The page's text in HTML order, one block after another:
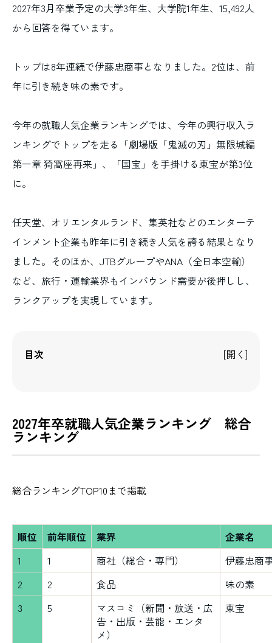
2027年3月卒業予定の大学3年生、大学院1年生、15,492人
から回答を得ています。
トップは8年連続で伊藤忠商事となりました。2位は、前
年に引き続き味の素です。
今年の就職人気企業ランキングでは、今年の興行収入ラ
ンキングでトップを走る「劇場版「鬼滅の刃」無限城編
第一章 猗窩座再来」、「国宝」を手掛ける東宝が第3位
に。
任天堂、オリエンタルランド、集英社などのエンターテ
インメント企業も昨年に引き続き人気を誇る結果となり
ました。そのほか、JTBグループやANA（全日本空輸）
など、旅行・運輸業界もインバウンド需要が後押しし、
ランクアップを実現しています。
目次
2027年卒就職人気企業ランキング 総合
ランキング
総合ランキングTOP10まで掲載
順位 前年順位 業界
企業名
1
1 商社（総合・専門）
伊藤忠商
2
2 食品
味の素
3
5
マスコミ（新聞・放送・広
告・出版・芸能・エンタ
メ）
東宝